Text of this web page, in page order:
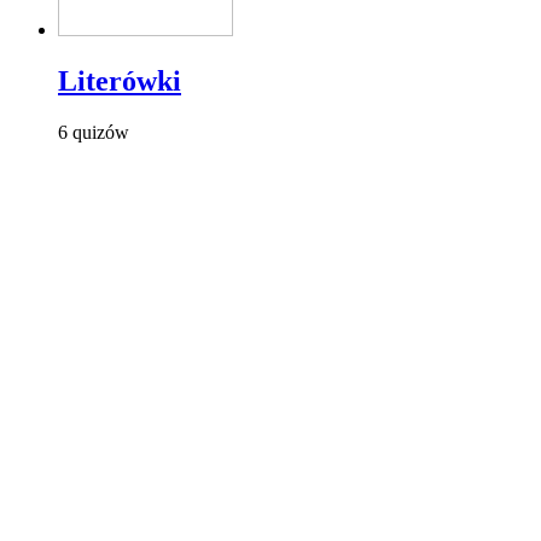
Literówki
6 quizów